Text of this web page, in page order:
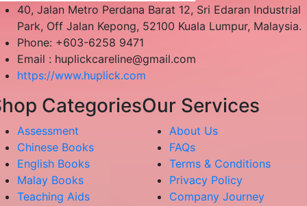
40, Jalan Metro Perdana Barat 12, Sri Edaran Industrial
Park, Off Jalan Kepong, 52100 Kuala Lumpur, Malaysia.
Phone: +603-6258 9471
Email : huplickcareline@gmail.com
https://www.huplick.com
Categories
Assessment
Chinese Books
English Books
Malay Books
Teaching Aids
Our Services
About Us
FAQs
Terms & Conditions
Privacy Policy
Company Journey